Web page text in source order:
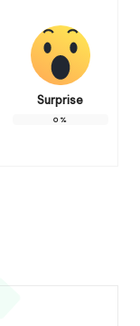
Surprise
0%